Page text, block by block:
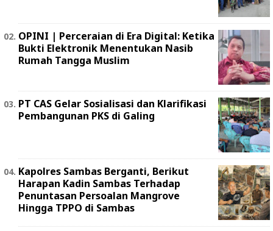
OPINI | Perceraian di Era Digital: Ketika
Bukti Elektronik Menentukan Nasib
Rumah Tangga Muslim
PT CAS Gelar Sosialisasi dan Klarifikasi
Pembangunan PKS di Galing
Kapolres Sambas Berganti, Berikut
Harapan Kadin Sambas Terhadap
Penuntasan Persoalan Mangrove
Hingga TPPO di Sambas